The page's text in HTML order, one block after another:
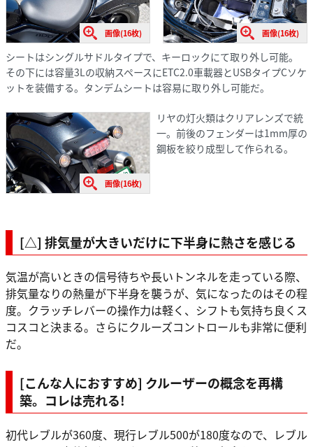
画像(16枚) 画像(16枚)
シートはシングルサドルタイプで、キーロックにて取り外し可能。
その下には容量3Lの収納スペースにETC2.0車載器とUSBタイプCソケ
ットを装備する。タンデムシートは容易に取り外し可能だ。
画像(16枚)
リヤの灯火類はクリアレンズで統
一。前後のフェンダーは1mm厚の
鋼板を絞り成型して作られる。
[△] 排気量が大きいだけに下半身に熱さを感じる
気温が高いときの信号待ちや長いトンネルを走っている際、
排気量なりの熱量が下半身を襲うが、気になったのはその程
度。クラッチレバーの操作力は軽く、シフトも気持ち良くス
コスコと決まる。さらにクルーズコントロールも非常に便利
だ。
[こんな人におすすめ] クルーザーの概念を再構
築。コレは売れる!
初代レブルが360度、現行レブル500が180度なので、レブル